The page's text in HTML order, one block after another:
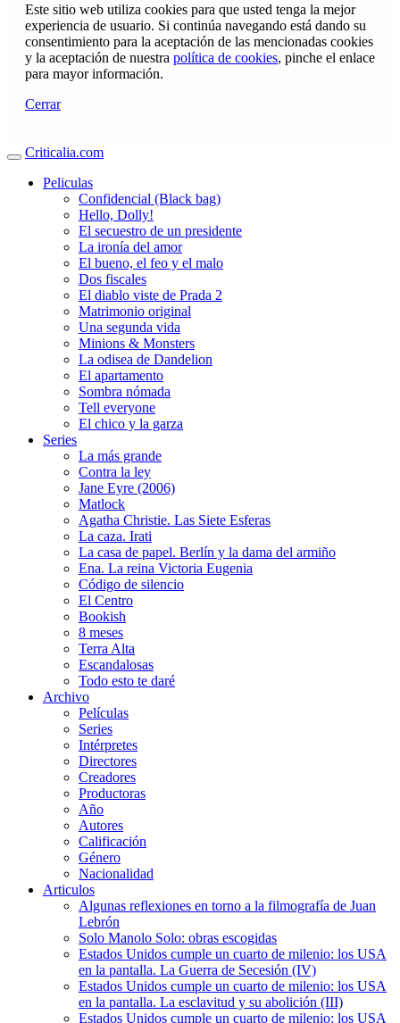
Este sitio web utiliza cookies para que usted tenga la mejor
experiencia de usuario. Si continúa navegando está dando su
consentimiento para la aceptación de las mencionadas cookies
y la aceptación de nuestra política de cookies, pinche el enlace
para mayor información.
Cerrar
Criticalia.com
Peliculas
Confidencial (Black bag)
Hello, Dolly!
El secuestro de un presidente
La ironía del amor
El bueno, el feo y el malo
Dos fiscales
El diablo viste de Prada 2
Matrimonio original
Una segunda vida
Minions & Monsters
La odisea de Dandelion
El apartamento
Sombra nómada
Tell everyone
El chico y la garza
Series
La más grande
Contra la ley
Jane Eyre (2006)
Matlock
Agatha Christie. Las Siete Esferas
La caza. Irati
La casa de papel. Berlín y la dama del armiño
Ena. La reina Victoria Eugenia
Código de silencio
El Centro
Bookish
8 meses
Terra Alta
Escandalosas
Todo esto te daré
Archivo
Películas
Series
Intérpretes
Directores
Creadores
Productoras
Año
Autores
Calificación
Género
Nacionalidad
Articulos
Algunas reflexiones en torno a la filmografía de Juan
Lebrón
Solo Manolo Solo: obras escogidas
Estados Unidos cumple un cuarto de milenio: los USA
en la pantalla. La Guerra de Secesión (IV)
Estados Unidos cumple un cuarto de milenio: los USA
en la pantalla. La esclavitud y su abolición (III)
Estados Unidos cumple un cuarto de milenio: los USA